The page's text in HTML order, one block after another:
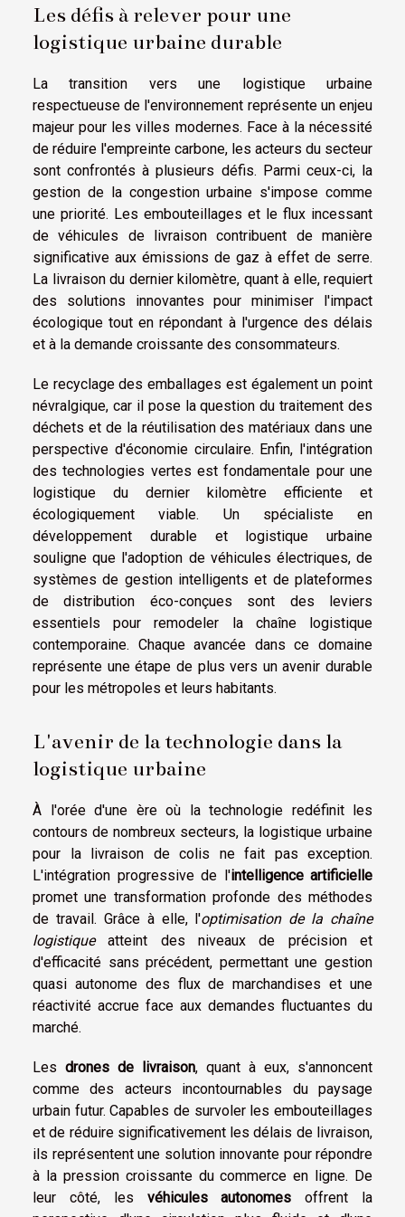
Les défis à relever pour une
logistique urbaine durable
La transition vers une logistique urbaine
respectueuse de l'environnement représente un enjeu
majeur pour les villes modernes. Face à la nécessité
de réduire l'empreinte carbone, les acteurs du secteur
sont confrontés à plusieurs défis. Parmi ceux-ci, la
gestion de la congestion urbaine s'impose comme
une priorité. Les embouteillages et le flux incessant
de véhicules de livraison contribuent de manière
significative aux émissions de gaz à effet de serre.
La livraison du dernier kilomètre, quant à elle, requiert
des solutions innovantes pour minimiser l'impact
écologique tout en répondant à l'urgence des délais
et à la demande croissante des consommateurs.
Le recyclage des emballages est également un point
névralgique, car il pose la question du traitement des
déchets et de la réutilisation des matériaux dans une
perspective d'économie circulaire. Enfin, l'intégration
des technologies vertes est fondamentale pour une
logistique du dernier kilomètre efficiente et
écologiquement viable. Un spécialiste en
développement durable et logistique urbaine
souligne que l'adoption de véhicules électriques, de
systèmes de gestion intelligents et de plateformes
de distribution éco-conçues sont des leviers
essentiels pour remodeler la chaîne logistique
contemporaine. Chaque avancée dans ce domaine
représente une étape de plus vers un avenir durable
pour les métropoles et leurs habitants.
L'avenir de la technologie dans la
logistique urbaine
À l'orée d'une ère où la technologie redéfinit les
contours de nombreux secteurs, la logistique urbaine
pour la livraison de colis ne fait pas exception.
L'intégration progressive de l'intelligence artificielle
promet une transformation profonde des méthodes
de travail. Grâce à elle, l'optimisation de la chaîne
logistiqueatteint des niveaux de précision et
d'efficacité sans précédent, permettant une gestion
quasi autonome des flux de marchandises et une
réactivité accrue face aux demandes fluctuantes du
marché.
Les drones de livraison, quant à eux, s'annoncent
comme des acteurs incontournables du paysage
urbain futur. Capables de survoler les embouteillages
et de réduire significativement les délais de livraison,
ils représentent une solution innovante pour répondre
à la pression croissante du commerce en ligne. De
leur côté, les véhicules autonomes offrent la